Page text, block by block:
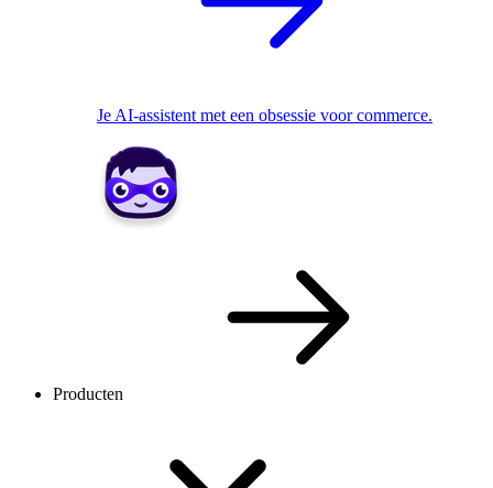
Je AI-assistent met een obsessie voor commerce.
Producten